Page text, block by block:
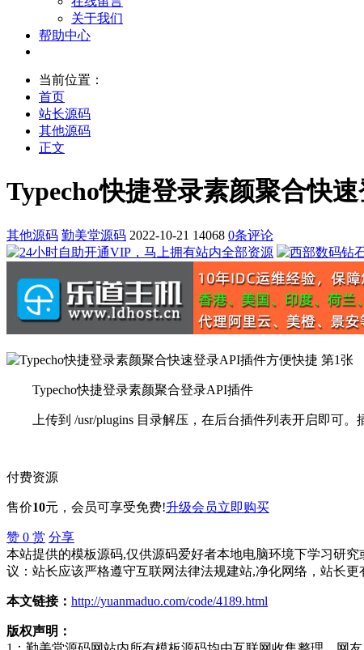
关于我们
帮助中心
当前位置：
首页
站长源码
其他源码
正文
Typecho快捷登录素颜聚合快
其他源码 勤美堂源码 2022-10-21 14068 0条评论
Typecho快捷登录素颜聚合登录API插件
上传到 /usr/plugins 目录解压，在后台插件列表开启即可。
付费资源
售价10元 ，会员可享受免费!升级会员立即购买
赞 0 赏 分享
本站提供的模板源码,仅供源码爱好者本地电脑环境下学习研
议：站长应该严格遵守互联网法律法规建站,净化网络，站长更
本文链接： http://yuanmaduo.com/code/4189.html
版权声明：